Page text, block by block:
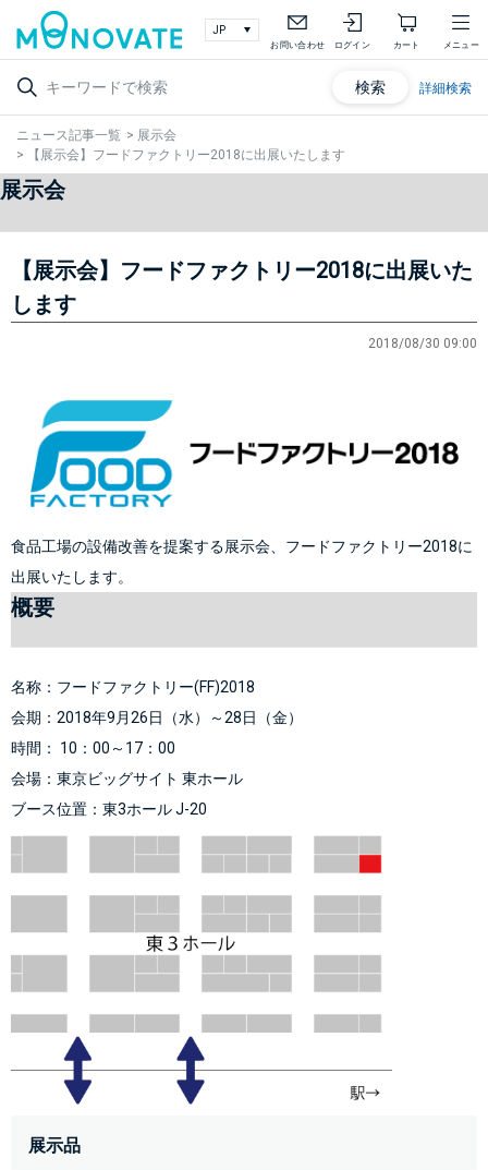
お問い合わせ ログイン カート メニュー
検索 詳細検索
ニュース記事一覧 > 展示会
>
【展示会】フードファクトリー2018に出展いたします
展示会
【展示会】フードファクトリー2018に出展いた
します
2018/08/30 09:00
食品工場の設備改善を提案する展示会、フードファクトリー2018に
出展いたします。
概要
名称：フードファクトリー(FF)2018
会期：2018年9月26日（水）～28日（金）
時間： 10：00～17：00
会場： 東京ビッグサイト 東ホール
ブース位置：東3ホール J-20
展示品